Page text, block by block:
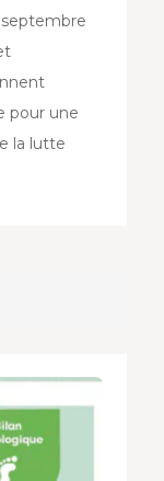
pour une
la lutte